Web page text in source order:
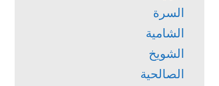
السرة
الشامية
الشويخ
الصالحية